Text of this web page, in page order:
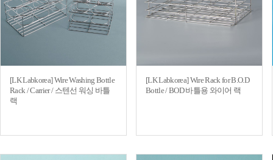
[LK Labkorea] Wire Washing Bottle
Rack / Carrier / 스텐선 워싱 바틀
랙
[LK Labkorea] Wire Rack for B.O.D
Bottle / BOD 바틀용 와이어 랙